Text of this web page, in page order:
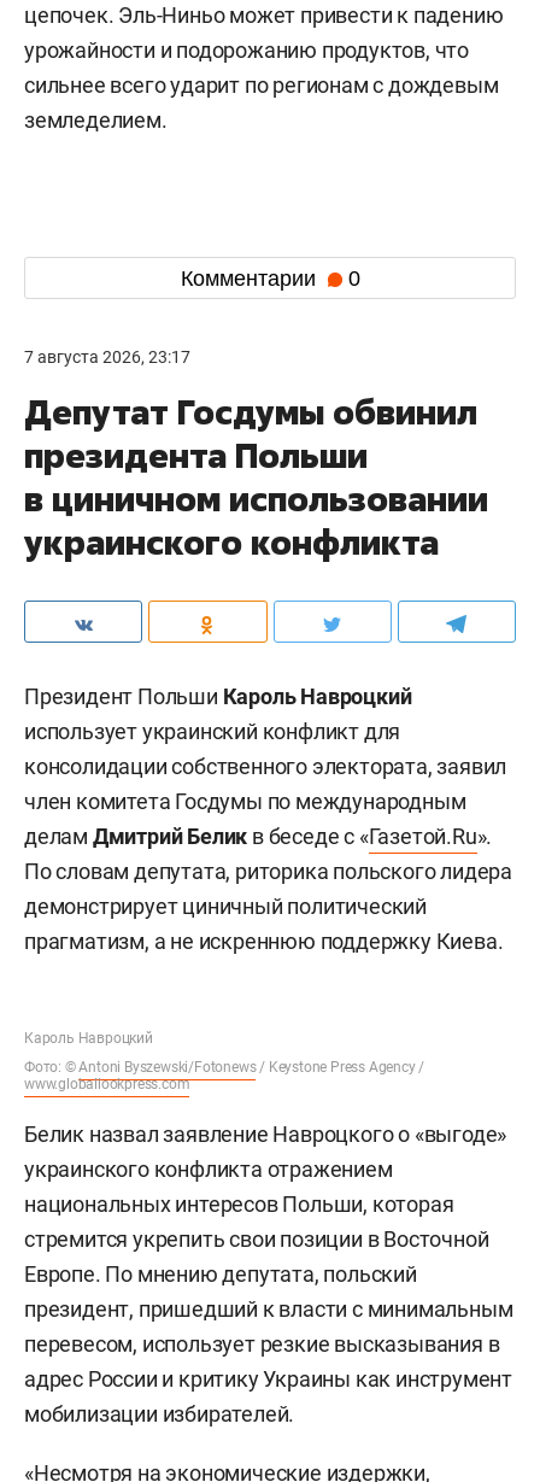
цепочек. Эль-Ниньо может привести к падению
урожайности и подорожанию продуктов, что
сильнее всего ударит по регионам с дождевым
земледелием.
Комментарии 0
7 августа 2026, 23:17
Депутат Госдумы обвинил
президента Польши
в циничном использовании
украинского конфликта
Президент Польши Кароль Навроцкий
использует украинский конфликт для
консолидации собственного электората, заявил
член комитета Госдумы по международным
делам Дмитрий Белик в беседе с «Газетой.Ru».
По словам депутата, риторика польского лидера
демонстрирует циничный политический
прагматизм, а не искреннюю поддержку Киева.
Кароль Навроцкий
Фото: ©Antoni Byszewski/Fotonews/ Keystone Press Agency /
www.globallookpress.com
Белик назвал заявление Навроцкого о «выгоде»
украинского конфликта отражением
национальных интересов Польши, которая
стремится укрепить свои позиции в Восточной
Европе. По мнению депутата, польский
президент, пришедший к власти с минимальным
перевесом, использует резкие высказывания в
адрес России и критику Украины как инструмент
мобилизации избирателей.
«Несмотря на экономические издержки,